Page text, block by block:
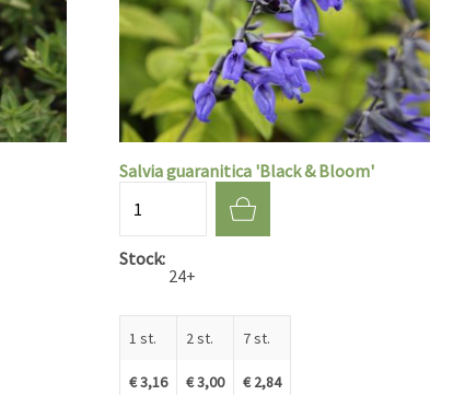
Salvia guaranitica 'Black & Bloom'
Stock
24+
1 st.
€ 3,16
2 st.
€ 3,00
7 st.
€ 2,84